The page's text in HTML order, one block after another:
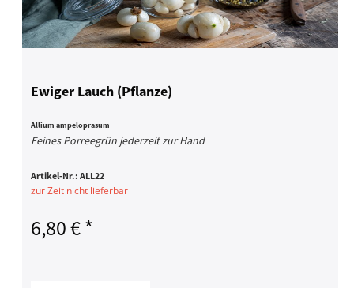
Ewiger Lauch (Pflanze)
Allium ampeloprasum
Feines Porreegrün jederzeit zur Hand
Artikel-Nr.:ALL22
zur Zeit nicht lieferbar
6,80 € *